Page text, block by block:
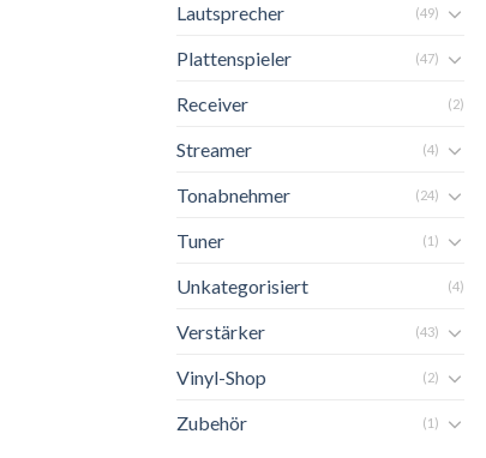
Lautsprecher (49)
Plattenspieler (47)
Receiver (2)
Streamer (4)
Tonabnehmer (24)
Tuner (1)
Unkategorisiert (4)
Verstärker (43)
Vinyl-Shop (2)
Zubehör (1)